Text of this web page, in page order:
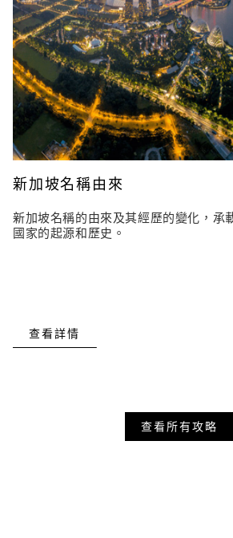
新加坡名稱由來
新加坡名稱的由來及其經歷的變化，承
國家的起源和歷史。
查看詳情
查看所有攻略